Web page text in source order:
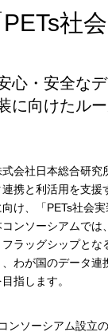
PETs社
心・安全な
に向けたル
会社日本総合研究
連携と利活用を支援
け、「PETs社会
ンソーシアムでは
フラッグシップとな
、わが国のデータ連
指します。
ンソーシアム設立